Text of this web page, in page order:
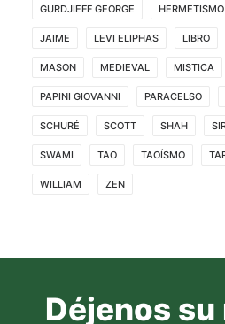
GURDJIEFF GEORGE HERMETISMO
JAIME LEVI ELIPHAS LIBRO
MASON MEDIEVAL MISTICA
PAPINI GIOVANNI PARACELSO
SCHURÉ SCOTT SHAH
SWAMI TAO TAOÍSMO
WILLIAM ZEN
Déjenos